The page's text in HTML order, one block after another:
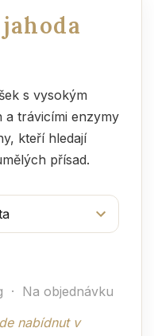
s vysokým
a trávicími enzymy
kteří hledají
přísad.
· Na objednávku
nabídnut v